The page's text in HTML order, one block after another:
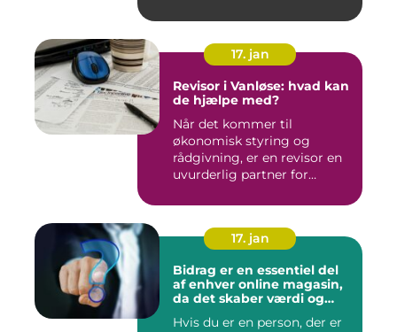
17. jan
Revisor i Vanløse: hvad kan
de hjælpe med?
Når det kommer til
økonomisk styring og
rådgivning, er en revisor en
uvurderlig partner for
17. jan
Bidrag er en essentiel del
af enhver online magasin,
da det skaber værdi og
engagerer læsere og
Hvis du er en person, der er